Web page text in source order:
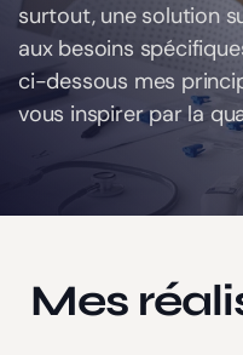
surtout, une solution
aux besoins
ci-dessous mes
vous inspirer par la
Mes